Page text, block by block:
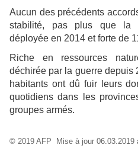
Aucun des précédents
stabilité, pas plus que la
déployée en 2014 et forte de
Riche en ressources
déchirée par la guerre depuis
habitants ont dû fuir leurs
quotidiens dans les
groupes armés.
© 2019 AFP Mise à jour 06.03.2019